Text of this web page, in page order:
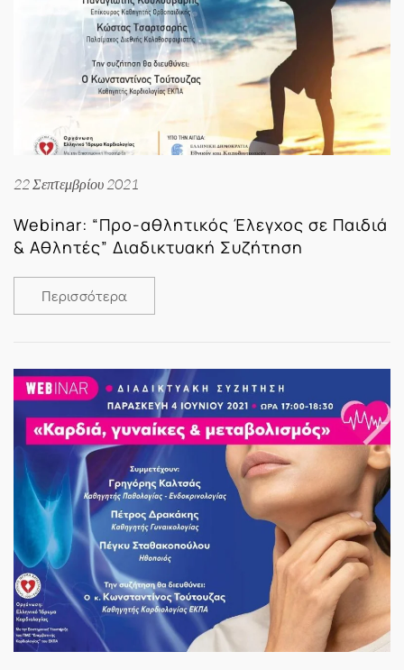
22 Σεπτεμβρίου 2021
Webinar: “Προ-αθλητικός Έλεγχος σε Παιδιά
& Αθλητές” Διαδικτυακή Συζήτηση
Περισσότερα